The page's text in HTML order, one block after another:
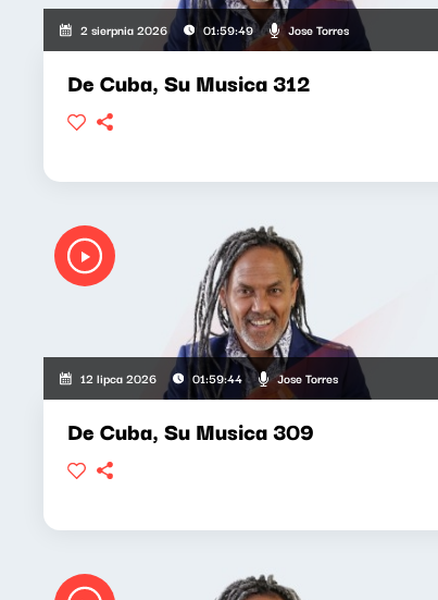
2 sierpnia 2026 01:59:49 Jose Torres
De Cuba, Su Musica 312
12 lipca 2026 01:59:44 Jose Torres
De Cuba, Su Musica 309